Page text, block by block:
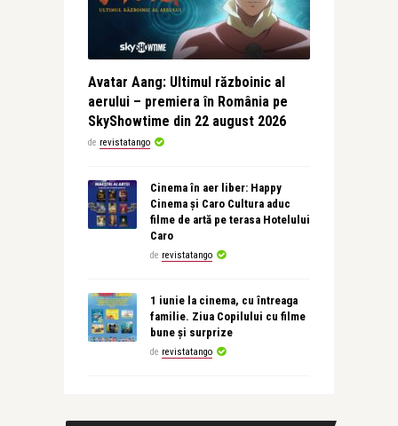
Avatar Aang: Ultimul războinic al
aerului – premiera în România pe
SkyShowtime din 22 august 2026
de revistatango
Cinema în aer liber: Happy
Cinema și Caro Cultura aduc
filme de artă pe terasa Hotelului
Caro
de revistatango
1 iunie la cinema, cu întreaga
familie. Ziua Copilului cu filme
bune și surprize
de revistatango